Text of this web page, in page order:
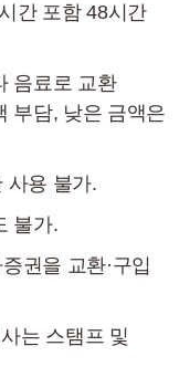
간 포함 48시간
음료로 교환
부담, 낮은 금액은
사용 불가.
불가.
권을 교환·구입
는 스탬프 및